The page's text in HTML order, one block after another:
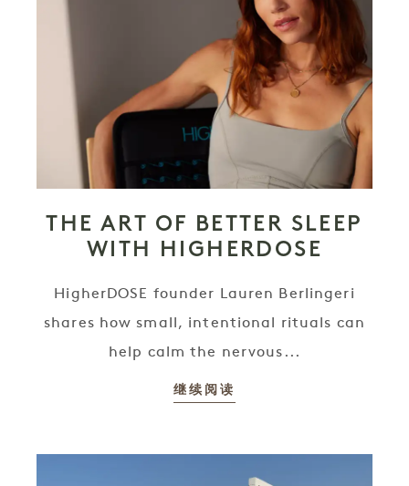
THE ART OF BETTER SLEEP
WITH HIGHERDOSE
HigherDOSE founder Lauren Berlingeri
shares how small, intentional rituals can
help calm the nervous...
继续阅读